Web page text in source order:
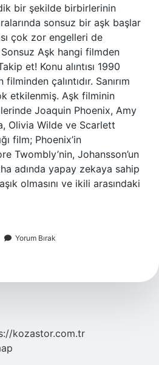
bir şekilde birbirlerinin
sonsuz bir aşk başlar
çok zor engelleri de
Aşk hangi filmden
et! Konu alıntısı 1990
çalıntıdır. Sanırım
etkilenmiş. Aşk filminin
Joaquin Phoenix, Amy
Olivia Wilde ve Scarlett
film; Phoenix’in
Twombly’nin, Johansson’un
adında yapay zekaya sahip
olmasını ve ikili arasındaki
Yorum Bırak
kozastor.com.tr